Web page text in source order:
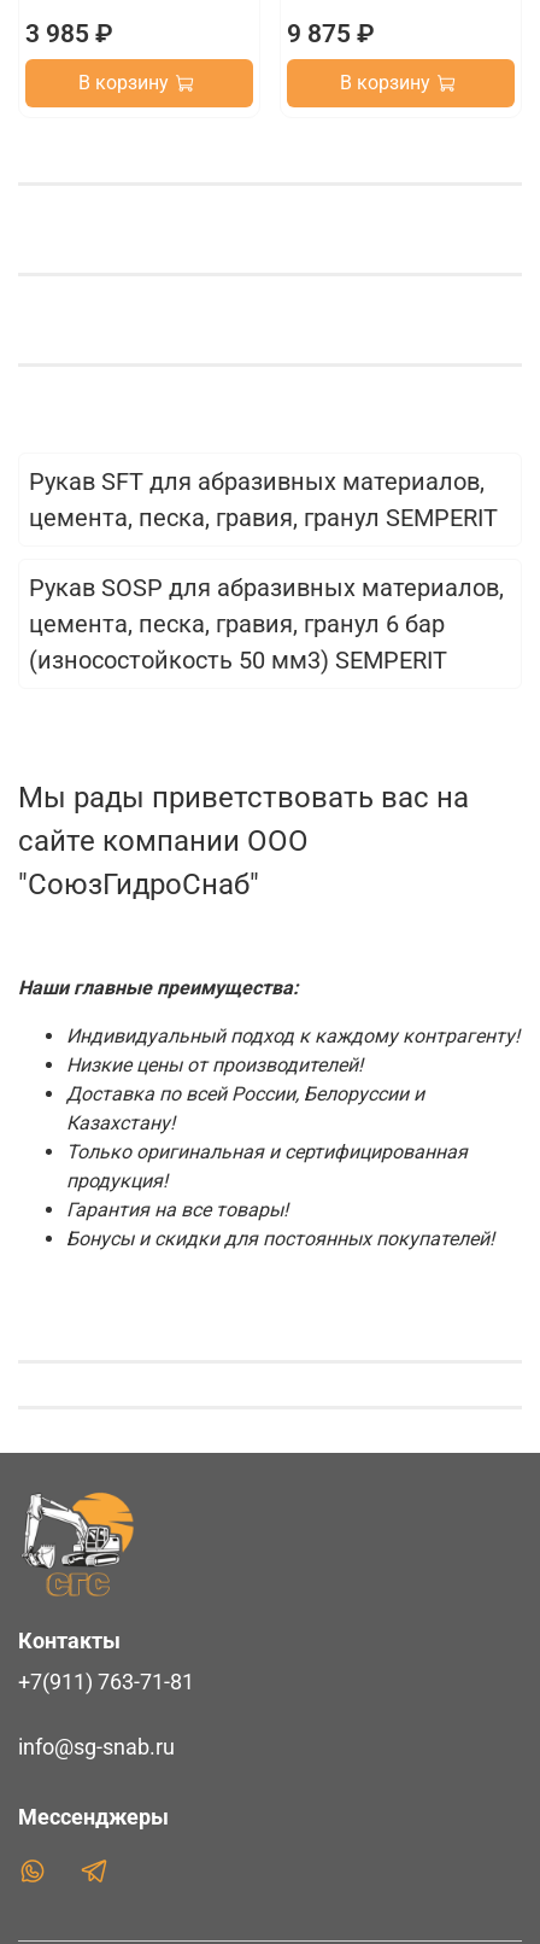
3 985 ₽
В корзину
9 875 ₽
В корзину
Рукав SFT для абразивных материалов,
цемента, песка, гравия, гранул SEMPERIT
Рукав SOSP для абразивных материалов,
цемента, песка, гравия, гранул 6 бар
(износостойкость 50 мм3) SEMPERIT
Мы рады приветствовать вас на
сайте компании ООО
"СоюзГидроСнаб"
Наши главные преимущества:
Индивидуальный подход к каждому контрагенту!
Низкие цены от производителей!
Доставка по всей России, Белоруссии и
Казахстану!
Только оригинальная и сертифицированная
продукция!
Гарантия на все товары!
Бонусы и скидки для постоянных покупателей!
Контакты
+7(911) 763-71-81
info@sg-snab.ru
Мессенджеры